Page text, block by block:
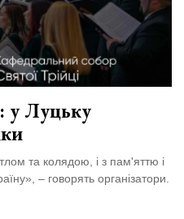
у Луцьку
та колядою, і з пам'яттю і
– говорять організатори.